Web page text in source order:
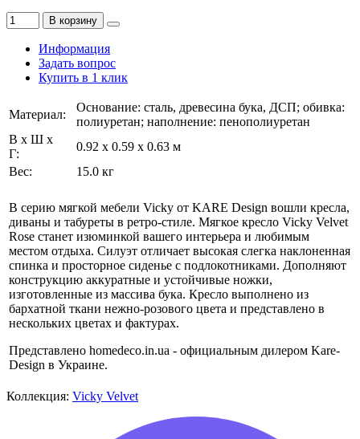
В корзину
Информация
Задать вопрос
Купить в 1 клик
Материал:
Основание: сталь, древесина бука, ДСП; обивка:
полиуретан; наполнение: пенополиуретан
В х Ш х
Г:
0.92 x 0.59 x 0.63 м
Вес:
15.0 кг
В серию мягкой мебели Vicky от KARE Design вошли кресла,
диваны и табуреты в ретро-стиле. Мягкое кресло Vicky Velvet
Rose станет изюминкой вашего интерьера и любимым
местом отдыха. Силуэт отличает высокая слегка наклоненная
спинка и просторное сиденье с подлокотниками. Дополняют
конструкцию аккуратные и устойчивые ножки,
изготовленные из массива бука. Кресло выполнено из
бархатной ткани нежно-розового цвета и представлено в
нескольких цветах и фактурах.
Представлено homedeco.in.ua - официальным дилером Kare-
Design в Украине.
Коллекция: Vicky Velvet